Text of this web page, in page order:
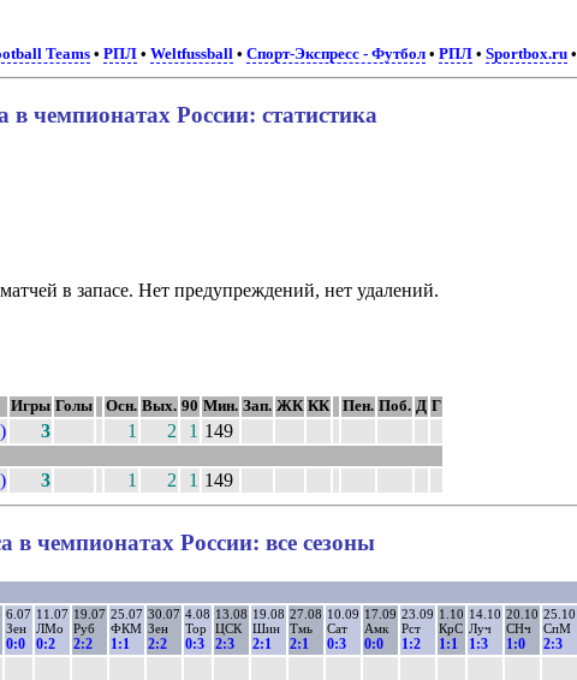
Teams • РПЛ • Weltfussball • Спорт-Экспресс - Футбол • РПЛ • Sportbox.ru •
в чемпионатах России: статистика
в запасе. Нет предупреждений, нет удалений.
Игры Голы Осн. Вых. 90 Мин. Зап. ЖК КК Пен. Поб. Д Г
3 1 2 1 149
3 1 2 1 149
в чемпионатах России: все сезоны
6.07
Зен
0:0
11.07
ЛМо
0:2
19.07
Руб
2:2
25.07
ФКМ
1:1
30.07
Зен
2:2
4.08
Тор
0:3
13.08
ЦСК
2:3
19.08
Шин
2:1
27.08
Тмь
2:1
10.09
Сат
0:3
17.09
Амк
0:0
23.09
Рст
1:2
1.10
КрС
1:1
14.10
Луч
1:3
20.10
СНч
1:0
25.10
СпМ
2:3